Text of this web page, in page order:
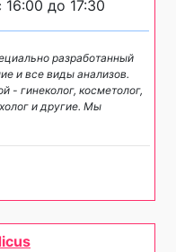
до 17:30
разработанный
и все виды анализов.
- гинеколог, косметолог,
и другие. Мы